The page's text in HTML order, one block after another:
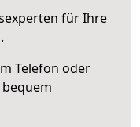
für Ihre
Telefon oder